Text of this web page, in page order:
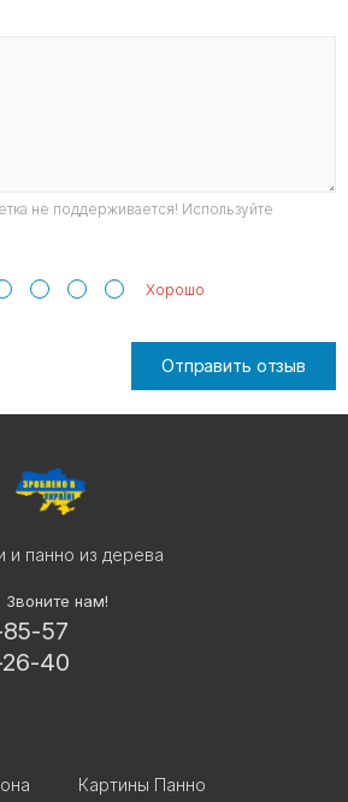
не поддерживается! Используйте
Хорошо
Отправить отзыв
и панно из дерева
нам!
57
40
Картины Панно